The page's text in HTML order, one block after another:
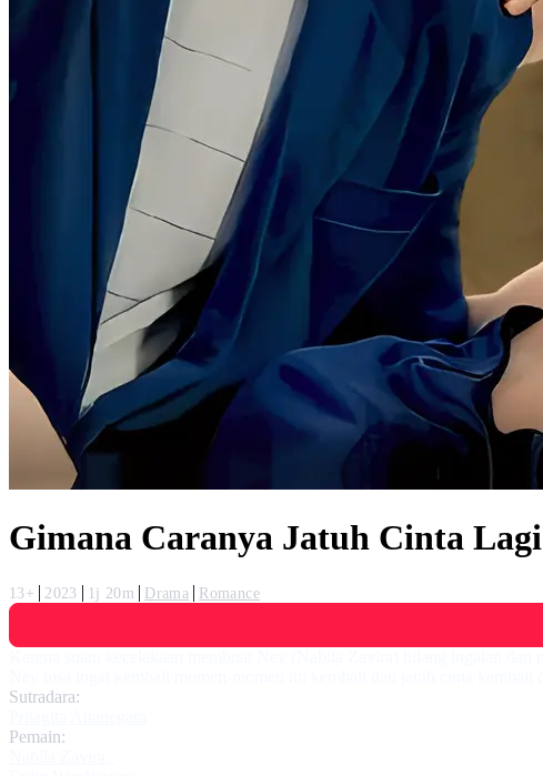
Gimana Caranya Jatuh Cinta Lagi
13+ 2023 1j 20m Drama
Romance
Sutradara:
Pemain: